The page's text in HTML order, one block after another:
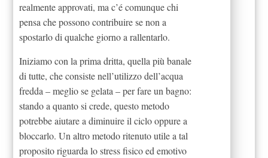
realmente approvati, ma c’é comunque chi
pensa che possono contribuire se non a
spostarlo di qualche giorno a rallentarlo.
Iniziamo con la prima dritta, quella più banale
di tutte, che consiste nell’utilizzo dell’acqua
fredda – meglio se gelata – per fare un bagno:
stando a quanto si crede, questo metodo
potrebbe aiutare a diminuire il ciclo oppure a
bloccarlo. Un altro metodo ritenuto utile a tal
proposito riguarda lo stress fisico ed emotivo